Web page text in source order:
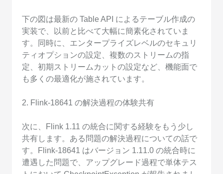
下の図は最新の Table API によるテーブル作成の
実装で、以前と比べて大幅に簡素化されていま
す。同時に、エンタープライズレベルのセキュリ
ティオプションの設定、複数のストリームの指
定、初期ストリームカットの設定など、機能面で
も多くの最適化が施されています。
2. Flink-18641 の解決過程の体験共有
次に、Flink 1.11 の統合に関する経験をもう少し
共有します。ある問題の解決過程についての話で
す。Flink-18641 はバージョン 1.11.0 の統合時に
遭遇した問題で、アップグレード過程で単体テス